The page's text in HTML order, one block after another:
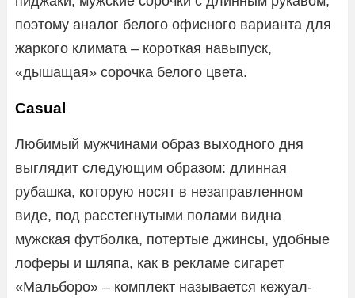
поэтому аналог белого офисного варианта для
жаркого климата – короткая навыпуск,
«дышащая» сорочка белого цвета.
Casual
Любимый мужчинами образ выходного дня
выглядит следующим образом: длинная
рубашка, которую носят в незаправленном
виде, под расстегнутыми полами видна
мужская футболка, потертые джинсы, удобные
лоферы и шляпа, как в рекламе сигарет
«Мальборо» – комплект называется кежуал-